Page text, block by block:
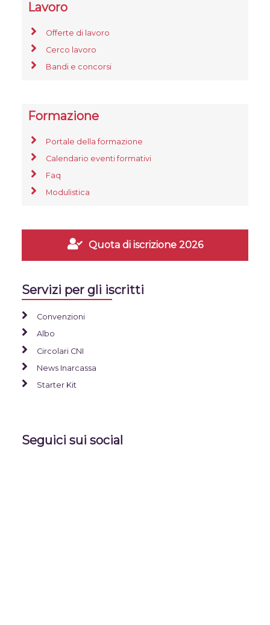
Lavoro
Offerte di lavoro
Cerco lavoro
Bandi e concorsi
Formazione
Portale della formazione
Calendario eventi formativi
Faq
Modulistica
Quota di iscrizione 2026
Servizi per gli iscritti
Convenzioni
Albo
Circolari CNI
News Inarcassa
Starter Kit
Seguici sui social